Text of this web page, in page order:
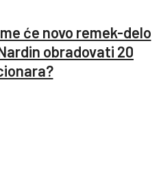
će novo remek-delo
obradovati 20